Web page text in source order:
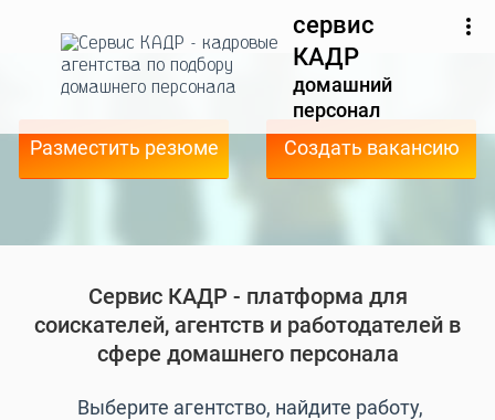
сервис
КАДР
домашний
персонал
Разместить резюме
Создать вакансию
Сервис КАДР - платформа для
соискателей, агентств и работодателей в
сфере домашнего персонала
Выберите агентство, найдите работу,